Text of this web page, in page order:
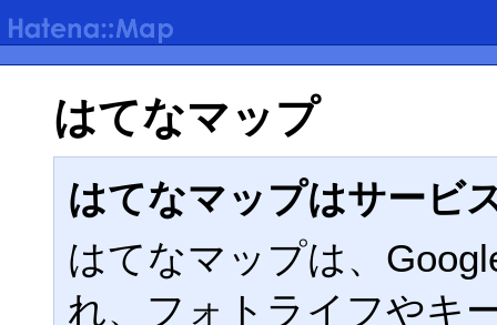
はてなマップ
はてなマップはサービ
はてなマップは、
れ、フォトライフやキ